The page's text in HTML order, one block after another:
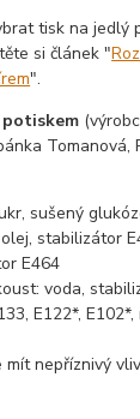
tisk na jedlý
si článek "
".
sušený
stabilizátor
E464
voda,
E122*,
mít nepříznivý